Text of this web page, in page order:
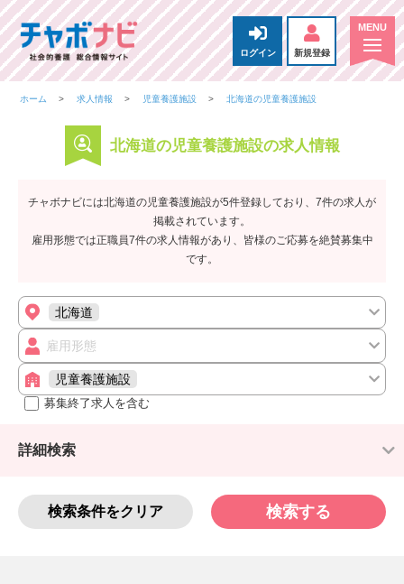
ログイン 新規登録
ホーム 求人情報 児童養護施設 北海道の児童養護施設
北海道の児童養護施設の求人情報
チャボナビには北海道の児童養護施設が5件登録しており、7件の求人が
掲載されています。
雇用形態では正職員7件の求人情報があり、皆様のご応募を絶賛募集中
です。
北海道
雇用形態
児童養護施設
募集終了求人を含む
詳細検索
検索条件をクリア 検索する